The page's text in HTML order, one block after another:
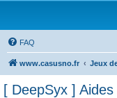
FAQ
www.casusno.fr Jeux
[ DeepSyx ]